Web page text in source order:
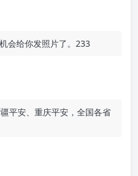
会给你发照片了。233
平安、重庆平安，全国各省